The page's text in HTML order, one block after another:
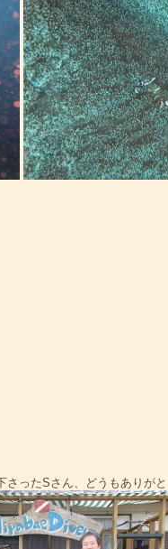
ったSさん、どうもありが